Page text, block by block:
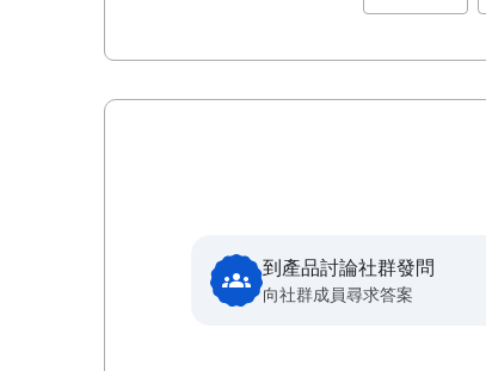
到產品討論社群發問
向社群成員尋求答案